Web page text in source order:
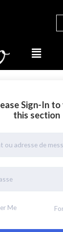
Menu
Sign-In to
this section
Me